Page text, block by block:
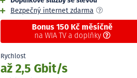
Bezpečný internet zdarma
Bonus 150 Kč měsíčně
na WIA TV a doplňky
Rychlost
až 2,5 Gbit/s